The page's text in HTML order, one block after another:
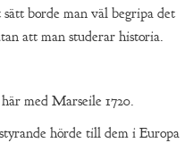
sätt borde man väl begripa det
att man studerar historia.
med Marseile 1720.
hörde till dem i Europa